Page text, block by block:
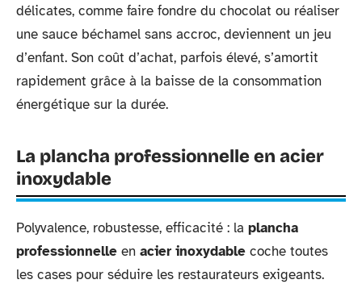
délicates, comme faire fondre du chocolat ou réaliser
une sauce béchamel sans accroc, deviennent un jeu
d’enfant. Son coût d’achat, parfois élevé, s’amortit
rapidement grâce à la baisse de la consommation
énergétique sur la durée.
La plancha professionnelle en acier
inoxydable
Polyvalence, robustesse, efficacité : la plancha
professionnelle en acier inoxydable coche toutes
les cases pour séduire les restaurateurs exigeants.